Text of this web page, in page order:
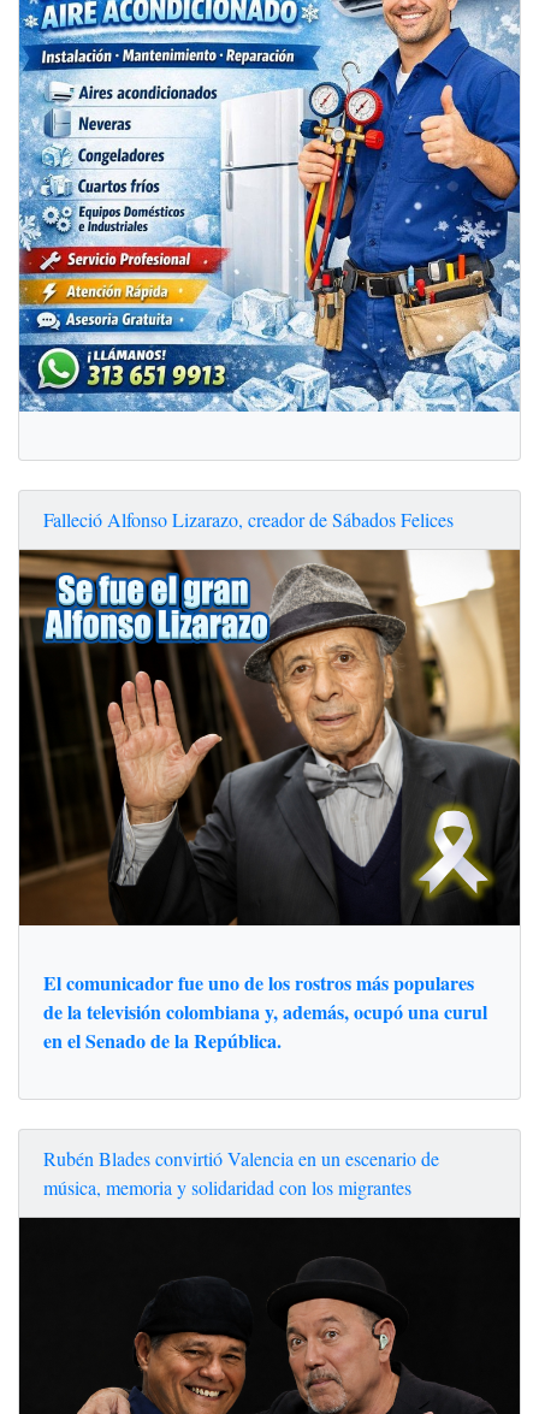
Falleció Alfonso Lizarazo, creador de Sábados Felices
El comunicador fue uno de los rostros más populares
de la televisión colombiana y, además, ocupó una curul
en el Senado de la República.
Rubén Blades convirtió Valencia en un escenario de
música, memoria y solidaridad con los migrantes